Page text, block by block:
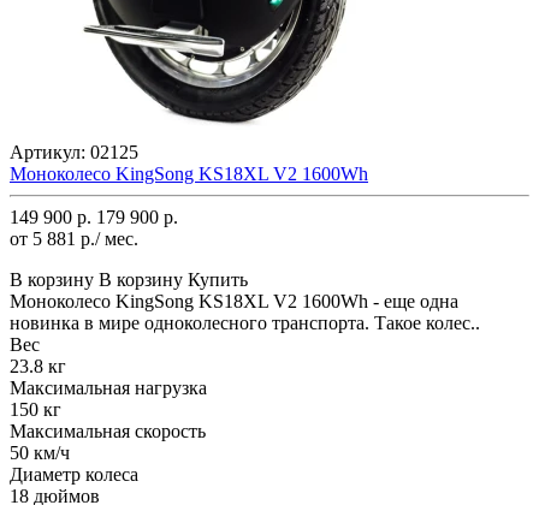
Артикул: 02125
Моноколесо KingSong KS18XL V2 1600Wh
149 900 р. 179 900 р.
от 5 881 р./ мес.
В корзину В корзину Купить
Моноколесо KingSong KS18XL V2 1600Wh - еще одна
новинка в мире одноколесного транспорта. Такое колес..
Вес
23.8 кг
Максимальная нагрузка
150 кг
Максимальная скорость
50 км/ч
Диаметр колеса
18 дюймов